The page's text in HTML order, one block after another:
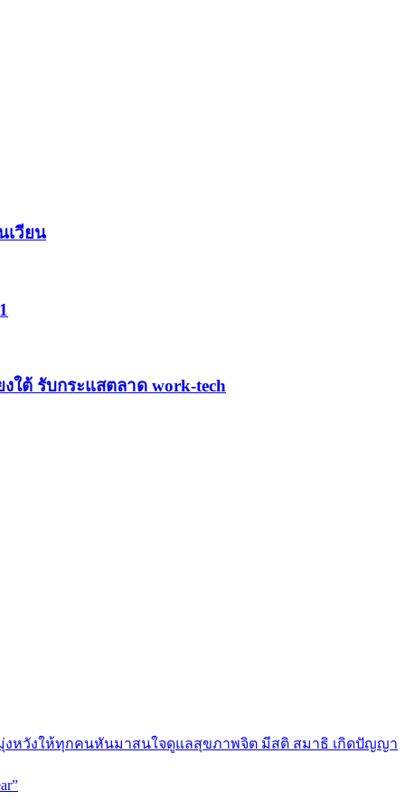
เวียน
ใต้ รับกระแสตลาด work-tech
มุ่งหวังให้ทุกคนหันมาสนใจดูแลสุขภาพจิต มีสติ สมาธิ เกิดปัญญา